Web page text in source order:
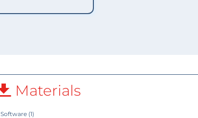
Materials
Software (1)